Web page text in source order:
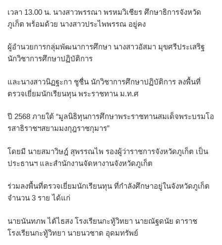
เวลา 13.00 น. นางสาวพรรณา พรหมวิเชียร ศึกษาธิการจังหวัด
ภูเก็ต พร้อมด้วย นางสาวประไพพรรณ อยู่คง
ผู้อำนวยการกลุ่มพัฒนาการศึกษา นางสาวอัสมา มุขศรีประเสริฐ
นักวิชาการศึกษาปฏิบัติการ
และนางสาวนิฏฐะกา ชูชื่น นักวิชาการศึกษาปฏิบัติการ ลงพื้นที่
ตรวจเยี่ยมนักเรียนทุน พระราชทาน ม.ท.ศ
ปี 2568 ภายใต้ “มูลนิธิทุนการศึกษาพระราชทานสมเด็จพระบรมโอ
รสาธิราชฯสยามมงกุฎราชกุมาร”
โดยมี นายสมาวิษฎ์ สุพรรณไพ รองผู้ว่าราชการจังหวัดภูเก็ต เป็น
ประธานฯ และสำนักงานจัดหางานจังหวัดภูเก็ต
ร่วมลงพื้นที่ตรวจเยี่ยมนักเรียนทุน ที่กำลังศึกษาอยู่ในจังหวัดภูเก็ต
จำนวน 3 ราย ได้แก่
นายนันทภพ ไต้ไธสง โรงเรียนกะทู้วิทยา นายณัฐดนัย ดาราช
โรงเรียนกะทู้วิทยา นายนวชาต อุดมทรัพย์